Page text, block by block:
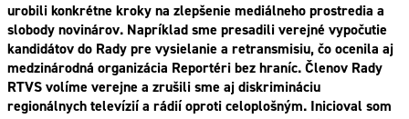
urobili konkrétne kroky na zlepšenie mediálneho prostredia a
slobody novinárov. Napríklad sme presadili verejné vypočutie
kandidátov do Rady pre vysielanie a retransmisiu, čo ocenila aj
medzinárodná organizácia Reportéri bez hraníc. Členov Rady
RTVS volíme verejne a zrušili sme aj diskrimináciu
regionálnych televízií a rádií oproti celoplošným. Inicioval som